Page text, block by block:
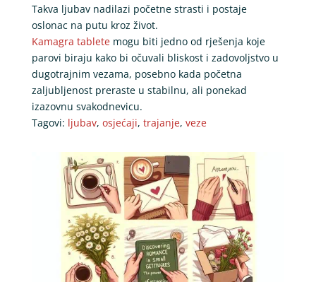
Takva ljubav nadilazi početne strasti i postaje
oslonac na putu kroz život.
Kamagra tabletemogu biti jedno od rješenja koje
parovi biraju kako bi očuvali bliskost i zadovoljstvo u
dugotrajnim vezama, posebno kada početna
zaljubljenost preraste u stabilnu, ali ponekad
izazovnu svakodnevicu.
Tagovi: ljubav, osjećaji, trajanje, veze